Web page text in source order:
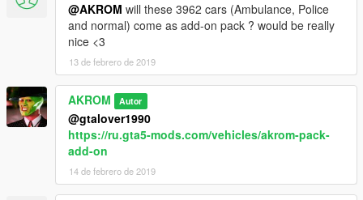
@AKROM will these 3962 cars (Ambulance, Police
and normal) come as add-on pack ? would be really
nice <3
13 de febrero de 2019
AKROM Autor
@gtalover1990
https://ru.gta5-mods.com/vehicles/akrom-pack-
add-on
14 de febrero de 2019